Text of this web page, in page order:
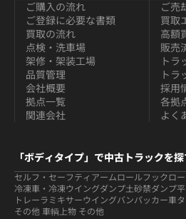
ご購入の流れ
ご登録に必要な書類
買取の流れ
ご売
買取
高額
点検・洗車場
架修・架装工場
品質管理
販売
トラ
トラ
会社概要
拠点一覧
関連会社
採用
各拠
よく
「ボディタイプ」で中古トラックを探
セルフ・セーフティ アームロールフックロ
冷凍車・冷凍ウイングダンプ土砂禁ダンプ
トレーラ ミキサーウイングバンパッカー車
その他 車輌上物 その他